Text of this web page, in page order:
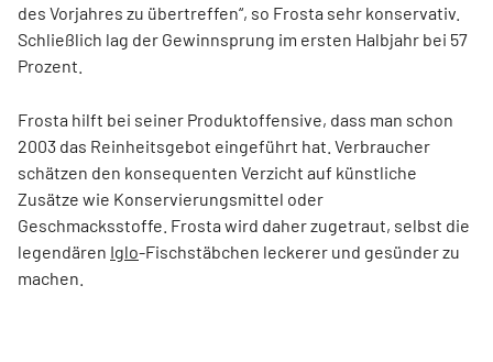
des Vorjahres zu übertreffen“, so Frosta sehr konservativ.
Schließlich lag der Gewinnsprung im ersten Halbjahr bei 57
Prozent.
Frosta hilft bei seiner Produktoffensive, dass man schon
2003 das Reinheitsgebot eingeführt hat. Verbraucher
schätzen den konsequenten Verzicht auf künstliche
Zusätze wie Konservierungsmittel oder
Geschmacksstoffe. Frosta wird daher zugetraut, selbst die
legendären Iglo-Fischstäbchen leckerer und gesünder zu
machen.